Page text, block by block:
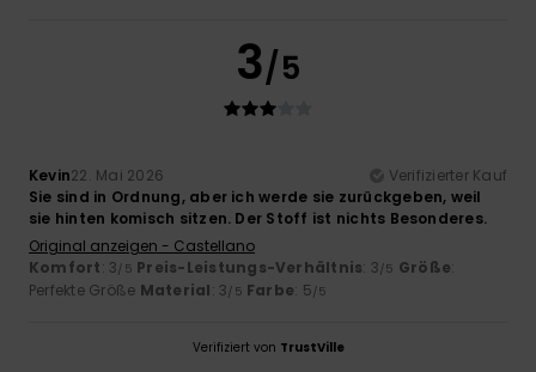
3/5
Kevin22. Mai 2026
Verifizierter Kauf
Sie sind in Ordnung, aber ich werde sie zurückgeben, weil
sie hinten komisch sitzen. Der Stoff ist nichts Besonderes.
Original anzeigen - Castellano
Komfort: 3/5 Preis-Leistungs-Verhältnis: 3/5 Größe:
Perfekte Größe Material: 3/5 Farbe: 5/5
Verifiziert von TrustVille